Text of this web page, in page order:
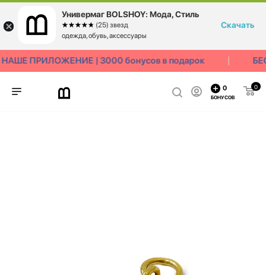
ПРИЛОЖЕНИЕ | 3000 бонусов в подарок
0
0
БОНУСОВ
Универмаг BOLSHOY: Мода, Стиль
☆☆☆☆☆
★★★★★ (25) звезд
одежда, обувь, аксессуары
Скачать